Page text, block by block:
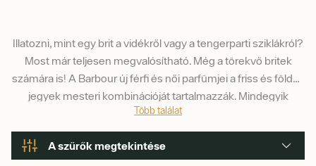
Illatozni, mint egy brit a vidékről vagy a tengerparti sziklákról?
Most már teljesen megvalósítható. Még a törekvő britek
számára is! A Barbour új férfi és női parfümjei a friss és földes
jegyek mesteri kombinációját tartalmazzák. Mindegyik
parfüm (Heritage, Coastal és Origins) kapható intenzív
uniszex változatban is.
Több találat
A szűrők megtekintése